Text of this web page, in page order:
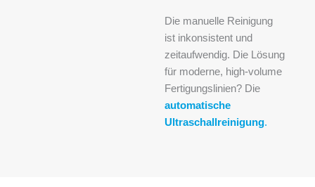
Die manuelle Reinigung
ist inkonsistent und
zeitaufwendig. Die Lösung
für moderne, high-volume
Fertigungslinien? Die
automatische
Ultraschallreinigung.